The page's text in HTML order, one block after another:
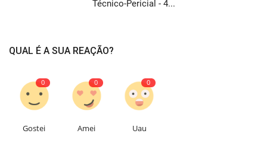
Técnico-Pericial - 4...
QUAL É A SUA REAÇÃO?
0
Gostei
0
Amei
0
Uau